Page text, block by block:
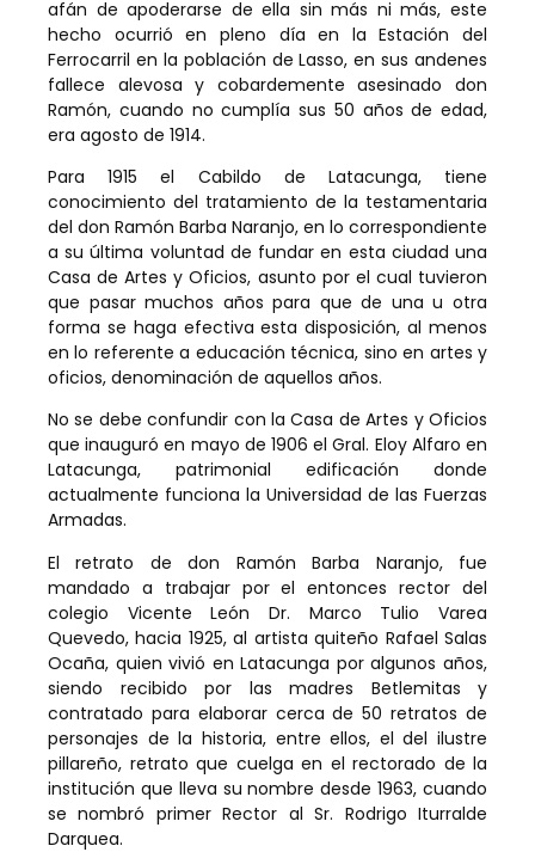
afán de apoderarse de ella sin más ni más, este
hecho ocurrió en pleno día en la Estación del
Ferrocarril en la población de Lasso, en sus andenes
fallece alevosa y cobardemente asesinado don
Ramón, cuando no cumplía sus 50 años de edad,
era agosto de 1914.
Para 1915 el Cabildo de Latacunga, tiene
conocimiento del tratamiento de la testamentaria
del don Ramón Barba Naranjo, en lo correspondiente
a su última voluntad de fundar en esta ciudad una
Casa de Artes y Oficios, asunto por el cual tuvieron
que pasar muchos años para que de una u otra
forma se haga efectiva esta disposición, al menos
en lo referente a educación técnica, sino en artes y
oficios, denominación de aquellos años.
No se debe confundir con la Casa de Artes y Oficios
que inauguró en mayo de 1906 el Gral. Eloy Alfaro en
Latacunga, patrimonial edificación donde
actualmente funciona la Universidad de las Fuerzas
Armadas.
El retrato de don Ramón Barba Naranjo, fue
mandado a trabajar por el entonces rector del
colegio Vicente León Dr. Marco Tulio Varea
Quevedo, hacia 1925, al artista quiteño Rafael Salas
Ocaña, quien vivió en Latacunga por algunos años,
siendo recibido por las madres Betlemitas y
contratado para elaborar cerca de 50 retratos de
personajes de la historia, entre ellos, el del ilustre
pillareño, retrato que cuelga en el rectorado de la
institución que lleva su nombre desde 1963, cuando
se nombró primer Rector al Sr. Rodrigo Iturralde
Darquea.